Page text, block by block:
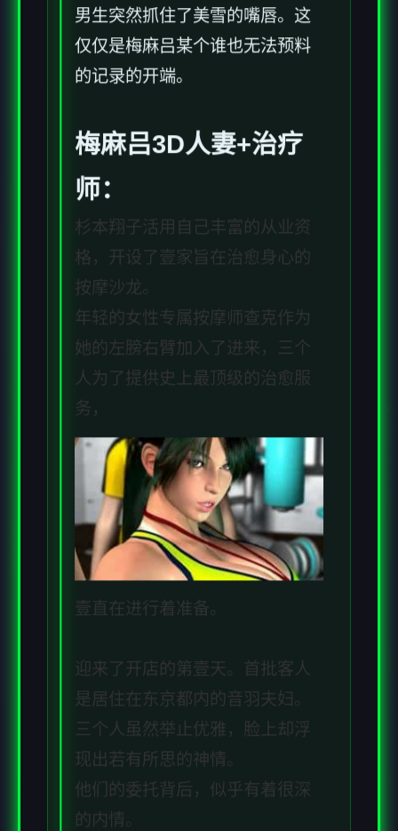
男生突然抓住了美雪的嘴唇。这
仅仅是梅麻吕某个谁也无法预料
的记录的开端。
梅麻吕3D人妻+治疗
师：
杉本翔子活用自己丰富的从业资
格，开设了壹家旨在治愈身心的
按摩沙龙。
年轻的女性专属按摩师查克作为
她的左膀右臂加入了进来，三个
人为了提供史上最顶级的治愈服
务，
壹直在进行着准备。
迎来了开店的第壹天。首批客人
是居住在东京都内的音羽夫妇。
三个人虽然举止优雅，脸上却浮
现出若有所思的神情。
他们的委托背后，似乎有着很深
的内情。